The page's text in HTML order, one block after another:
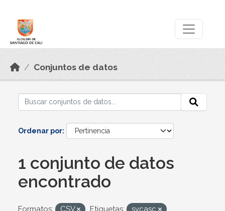
Conjuntos de datos
Ordenar por
1 conjunto de datos
encontrado
Formatos: CSV Etiquetas:
svcasc